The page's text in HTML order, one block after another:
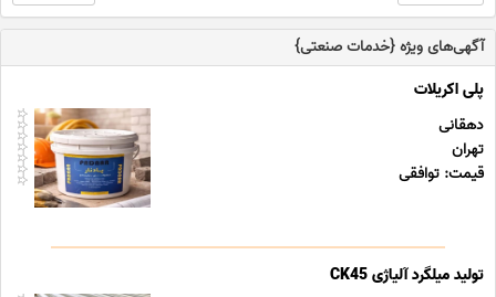
آگهی‌های ویژه {خدمات صنعتی}
پلی اکریلات
دهقانی
تهران
قیمت: توافقی
تولید میلگرد آلیاژی CK45